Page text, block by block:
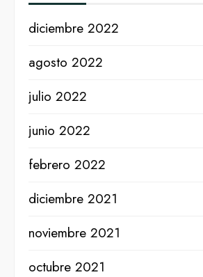
diciembre 2022
agosto 2022
julio 2022
junio 2022
febrero 2022
diciembre 2021
noviembre 2021
octubre 2021